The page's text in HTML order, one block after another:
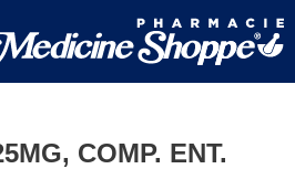
COMP. ENT.